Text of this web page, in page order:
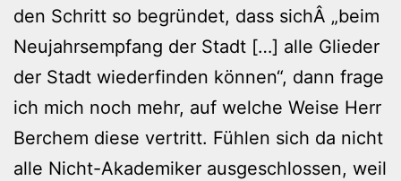
den Schritt so begründet, dass sichÂ „beim
Neujahrsempfang der Stadt […] alle Glieder
der Stadt wiederfinden können“, dann frage
ich mich noch mehr, auf welche Weise Herr
Berchem diese vertritt. Fühlen sich da nicht
alle Nicht-Akademiker ausgeschlossen, weil